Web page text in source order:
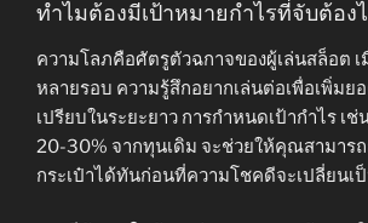
ทำไมต้องมีเป้าหมายกำไรที่จับต้อง
ความโลภคือศัตรูตัวฉกาจของผู้เล่นสล็อต
หลายรอบ ความรู้สึกอยากเล่นต่อเพื่อเพิ่มย
เปรียบในระยะยาว การกำหนดเป้ากำไร เช่
20-30% จากทุนเดิม จะช่วยให้คุณสามารถ
กระเป๋าได้ทันก่อนที่ความโชคดีจะเปลี่ยนเ